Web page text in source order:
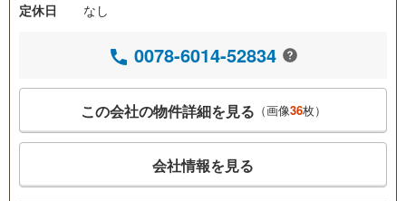
定休日
なし
0078-6014-52834
この会社の物件詳細を見る （画像36枚）
会社情報を見る